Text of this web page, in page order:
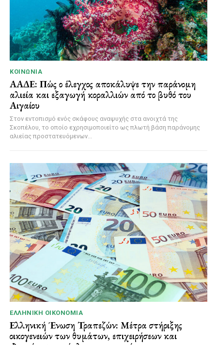
ΚΟΙΝΩΝΊΑ
ΑΑΔΕ: Πώς ο έλεγχος αποκάλυψε την παράνομη
αλιεία και εξαγωγή κοραλλιών από το βυθό του
Αιγαίου
Στον εντοπισμό ενός σκάφους αναψυχής στα ανοιχτά της
Σκοπέλου, το οποίο εχρησιμοποιείτο ως πλωτή βάση παράνομης
αλιείας προστατευόμενων...
ΕΛΛΗΝΙΚΉ ΟΙΚΟΝΟΜΊΑ
Ελληνική Ένωση Τραπεζών: Μέτρα στήριξης
οικογενειών των θυμάτων, επιχειρήσεων και